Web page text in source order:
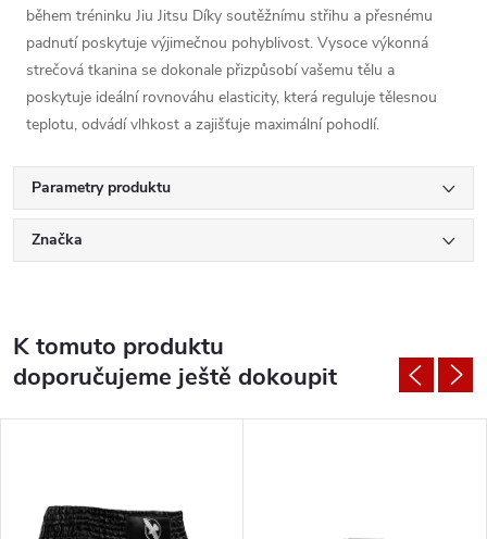
během tréninku Jiu Jitsu Díky soutěžnímu střihu a přesnému
padnutí poskytuje výjimečnou pohyblivost. Vysoce výkonná
strečová tkanina se dokonale přizpůsobí vašemu tělu a
poskytuje ideální rovnováhu elasticity, která reguluje tělesnou
teplotu, odvádí vlhkost a zajišťuje maximální pohodlí.
Parametry produktu
Značka
K tomuto produktu
doporučujeme ještě dokoupit